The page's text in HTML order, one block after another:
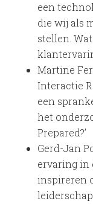
een
die wij als
stellen.
Martine
Interactie
een
het
Prepared?’
Gerd-Jan
ervaring in
inspireren